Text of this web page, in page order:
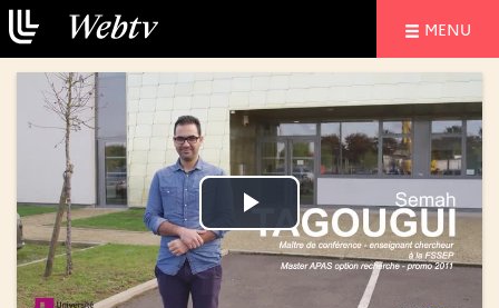
MENU
Lire
Lire